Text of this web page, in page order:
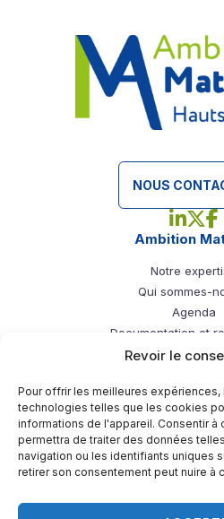
Revoir le
Pour offrir les meilleures expériences,
technologies telles que les cookies
informations de l'appareil. Consentir à
permettra de traiter des données
navigation ou les identifiants uniques
retirer son consentement peut nuire à
NOUS
X
Ambition
Notre
Qui sommes-
Agenda
Documentation et
Filières de
Papier/
Plasturgie
Textiles
Verre
Bâtiment